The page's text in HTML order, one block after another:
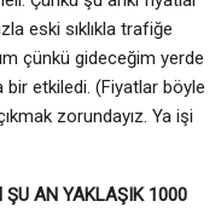
eski sıklıkla trafiğe
çünkü gideceğim yerde
etkiledi. (Fiyatlar böyle
zorundayız. Ya işi
ŞU AN YAKLAŞIK 1000